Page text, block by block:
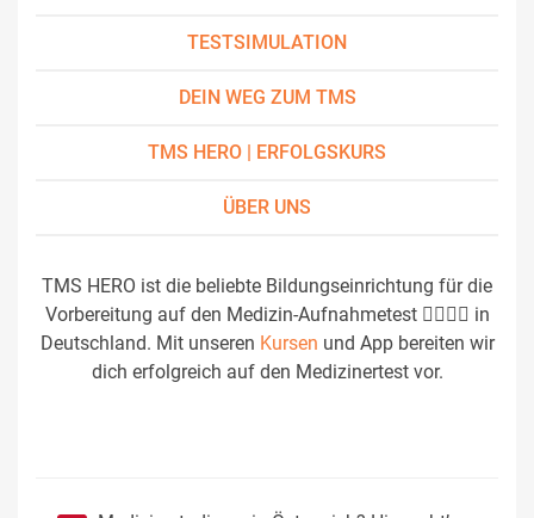
TESTSIMULATION
DEIN WEG ZUM TMS
TMS HERO | ERFOLGSKURS
ÜBER UNS
TMS HERO ist die beliebte Bildungseinrichtung für die
Vorbereitung auf den Medizin-Aufnahmetest 👩‍⚕️👨‍⚕️ in
Deutschland. Mit unseren Kursen und App bereiten wir
dich erfolgreich auf den Medizinertest vor.